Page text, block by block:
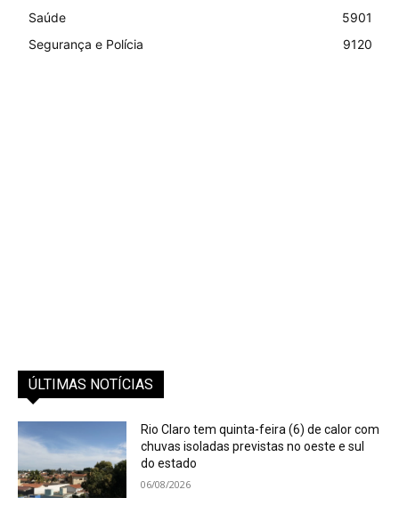
Saúde
5901
Segurança e Polícia
9120
ÚLTIMAS NOTÍCIAS
Rio Claro tem quinta-feira (6) de calor com
chuvas isoladas previstas no oeste e sul
do estado
06/08/2026